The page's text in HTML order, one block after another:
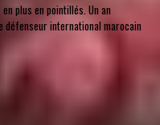
en plus en pointillés. Un an
défenseur international marocain